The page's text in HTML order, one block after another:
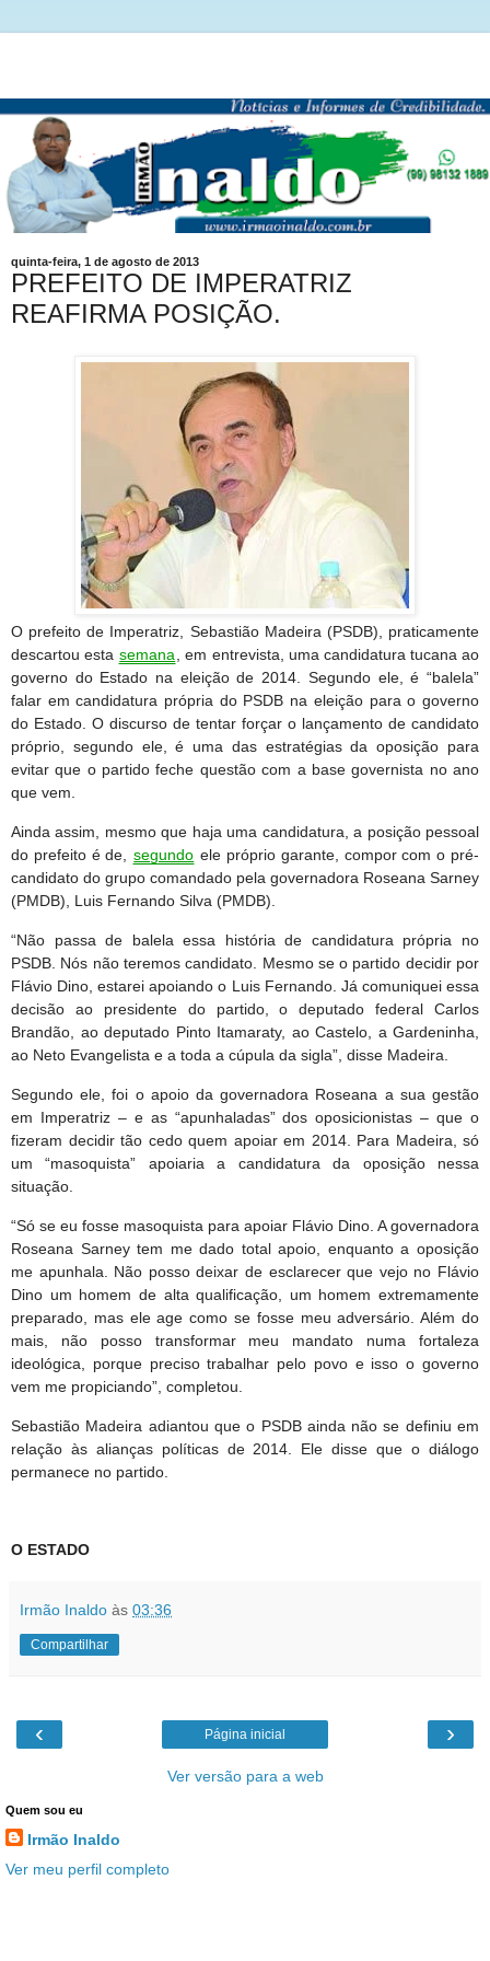
quinta-feira, 1 de agosto de 2013
PREFEITO DE IMPERATRIZ
REAFIRMA POSIÇÃO.
O prefeito de Imperatriz, Sebastião Madeira (PSDB), praticamente
descartou esta semana
, em entrevista, uma candidatura tucana ao
governo do Estado na eleição de 2014. Segundo ele, é “balela”
falar em candidatura própria do PSDB na eleição para o governo
do Estado. O discurso de tentar forçar o lançamento de candidato
próprio, segundo ele, é uma das estratégias da oposição para
evitar que o partido feche questão com a base governista no ano
que vem.
Ainda assim, mesmo que haja uma candidatura, a posição pessoal
do prefeito é de, segundo ele próprio garante, compor com o pré-
candidato do grupo comandado pela governadora Roseana Sarney
(PMDB), Luis Fernando Silva (PMDB).
“Não passa de balela essa história de candidatura própria no
PSDB. Nós não teremos candidato. Mesmo se o partido decidir por
Flávio Dino, estarei apoiando o Luis Fernando. Já comuniquei essa
decisão ao presidente do partido, o deputado federal Carlos
Brandão, ao deputado Pinto Itamaraty, ao Castelo, a Gardeninha,
ao Neto Evangelista e a toda a cúpula da sigla”, disse Madeira.
Segundo ele, foi o apoio da governadora Roseana a sua gestão
em Imperatriz – e as “apunhaladas” dos oposicionistas – que o
fizeram decidir tão cedo quem apoiar em 2014. Para Madeira, só
um “masoquista” apoiaria a candidatura da oposição nessa
situação.
“Só se eu fosse masoquista para apoiar Flávio Dino. A governadora
Roseana Sarney tem me dado total apoio, enquanto a oposição
me apunhala. Não posso deixar de esclarecer que vejo no Flávio
Dino um homem de alta qualificação, um homem extremamente
preparado, mas ele age como se fosse meu adversário. Além do
mais, não posso transformar meu mandato numa fortaleza
ideológica, porque preciso trabalhar pelo povo e isso o governo
vem me propiciando”, completou.
Sebastião Madeira adiantou que o PSDB ainda não se definiu em
relação às alianças políticas de 2014. Ele disse que o diálogo
permanece no partido.
O ESTADO
Irmão Inaldo às 03:36
Compartilhar
‹ ›
Página inicial
Ver versão para a web
Quem sou eu
Irmão Inaldo
Ver meu perfil completo